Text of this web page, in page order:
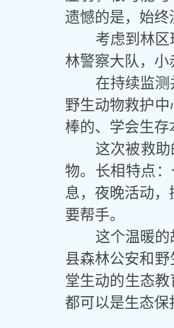
遗憾的是，始终
考虑到林
林警察大队，小
在持续监测
野生动物救护
棒的、学会生存
这次被救
物。长相特点
息，夜晚活动
要帮手。
这个温暖
县森林公安和
堂生动的生态
都可以是生态保